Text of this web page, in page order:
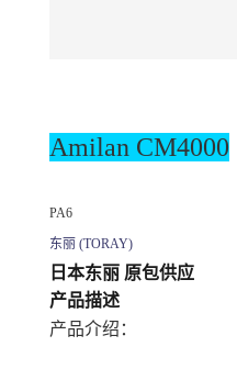
Amilan CM4000
PA6
东丽 (TORAY)
日本东丽 原包供应
产品描述
产品介绍：